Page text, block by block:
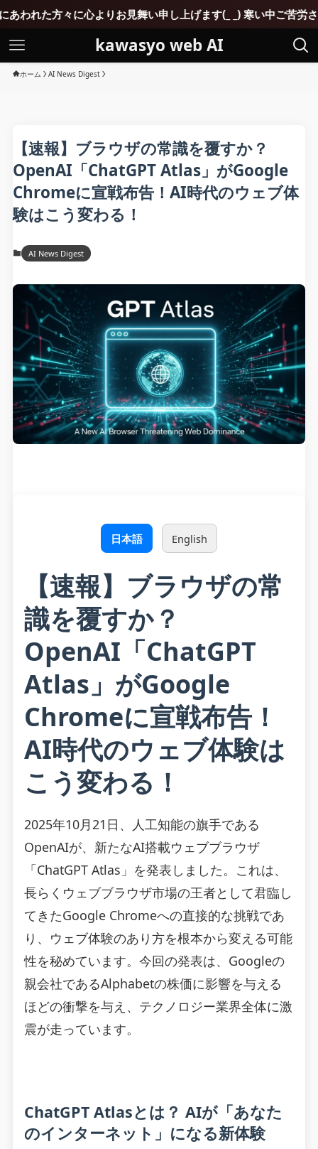
よりお見舞い申し上げます(_ _) 寒い中ご苦労されていると思
kawasyo web AI
ホーム AI News Digest
【速報】ブラウザの常識を覆すか？
OpenAI「ChatGPT Atlas」がGoogle
Chromeに宣戦布告！AI時代のウェブ体
験はこう変わる！
AI News Digest
日本語 English
【速報】ブラウザの常
識を覆すか？
OpenAI「ChatGPT
Atlas」がGoogle
Chromeに宣戦布告！
AI時代のウェブ体験は
こう変わる！
2025年10月21日、人工知能の旗手である
OpenAIが、新たなAI搭載ウェブブラウザ
「ChatGPT Atlas」を発表しました。これは、
長らくウェブブラウザ市場の王者として君臨し
てきたGoogle Chromeへの直接的な挑戦であ
り、ウェブ体験のあり方を根本から変える可能
性を秘めています。今回の発表は、Googleの
親会社であるAlphabetの株価に影響を与える
ほどの衝撃を与え、テクノロジー業界全体に激
震が走っています。
ChatGPT Atlasとは？ AIが「あなた
のインターネット」になる新体験